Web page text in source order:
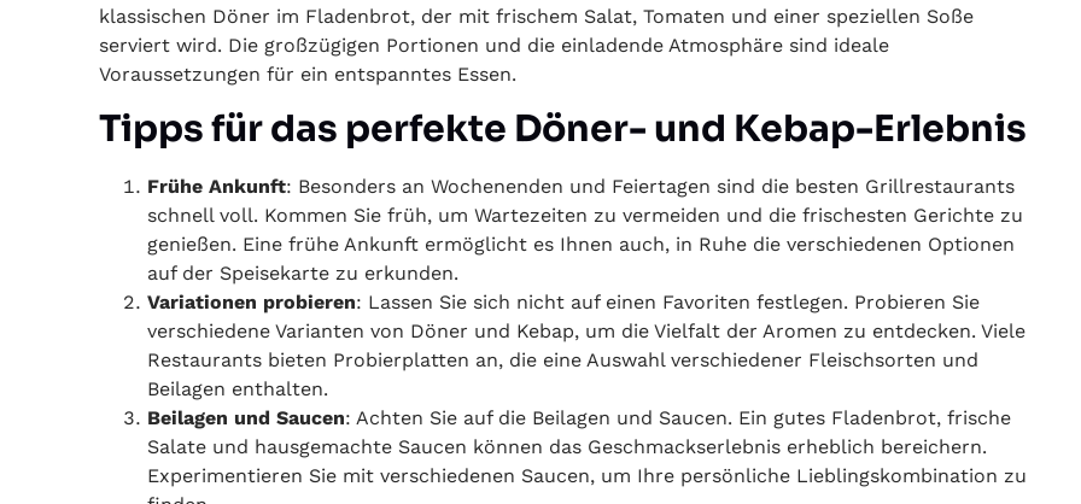
klassischen Döner im Fladenbrot, der mit frischem Salat, Tomaten und einer speziellen Soße
serviert wird. Die großzügigen Portionen und die einladende Atmosphäre sind ideale
Voraussetzungen für ein entspanntes Essen.
Tipps für das perfekte Döner- und Kebap-Erlebnis
Frühe Ankunft: Besonders an Wochenenden und Feiertagen sind die besten Grillrestaurants
schnell voll. Kommen Sie früh, um Wartezeiten zu vermeiden und die frischesten Gerichte zu
genießen. Eine frühe Ankunft ermöglicht es Ihnen auch, in Ruhe die verschiedenen Optionen
auf der Speisekarte zu erkunden.
Variationen probieren: Lassen Sie sich nicht auf einen Favoriten festlegen. Probieren Sie
verschiedene Varianten von Döner und Kebap, um die Vielfalt der Aromen zu entdecken. Viele
Restaurants bieten Probierplatten an, die eine Auswahl verschiedener Fleischsorten und
Beilagen enthalten.
Beilagen und Saucen: Achten Sie auf die Beilagen und Saucen. Ein gutes Fladenbrot, frische
Salate und hausgemachte Saucen können das Geschmackserlebnis erheblich bereichern.
Experimentieren Sie mit verschiedenen Saucen, um Ihre persönliche Lieblingskombination zu